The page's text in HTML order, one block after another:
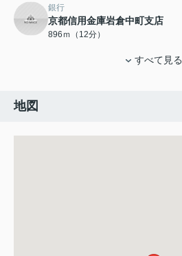
銀行
京都信用金庫岩倉中町支店
896ｍ（12分）
すべて見る
地図